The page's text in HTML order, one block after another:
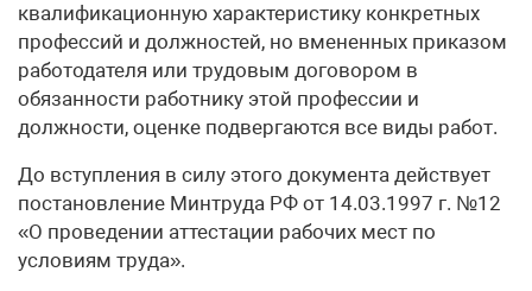
квалификационную характеристику конкретных
профессий и должностей, но вмененных приказом
работодателя или трудовым договором в
обязанности работнику этой профессии и
должности, оценке подвергаются все виды работ.
До вступления в силу этого документа действует
постановление Минтруда РФ от 14.03.1997 г. №12
«О проведении аттестации рабочих мест по
условиям труда».